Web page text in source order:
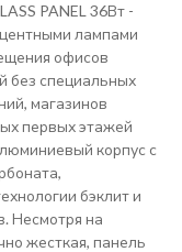
PANEL 36Вт -
лампами
офисов
без специальных
магазинов
первых этажей
корпус с
бэклит и
Несмотря на
жесткая, панель